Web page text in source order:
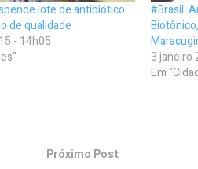
lote de antibiótico
de qualidade
- 14h05
#Brasil:
3 janeiro
Em
Próximo Post